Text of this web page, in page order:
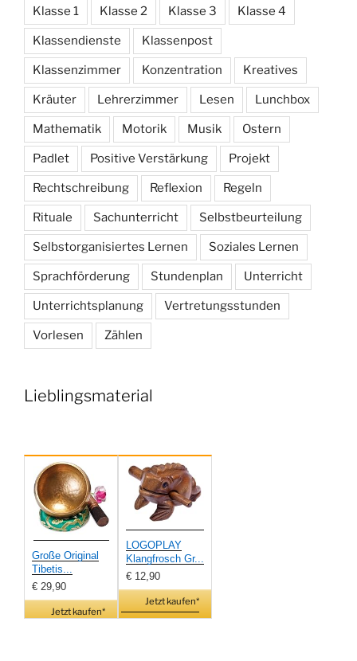
Klasse 1 Klasse 2 Klasse 3 Klasse 4
Klassendienste Klassenpost
Klassenzimmer Konzentration Kreatives
Kräuter Lehrerzimmer Lesen Lunchbox
Mathematik Motorik Musik Ostern
Padlet Positive Verstärkung Projekt
Rechtschreibung Reflexion Regeln
Rituale Sachunterricht Selbstbeurteilung
Selbstorganisiertes Lernen Soziales Lernen
Sprachförderung Stundenplan Unterricht
Unterrichtsplanung Vertretungsstunden
Vorlesen Zählen
Lieblingsmaterial
Große Original
Tibetis...
€ 29,90
Jetzt kaufen*
LOGOPLAY
Klangfrosch Gr...
€ 12,90
Jetzt kaufen*